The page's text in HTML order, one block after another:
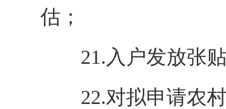
估；
21.入户发放张
22.对拟申请农